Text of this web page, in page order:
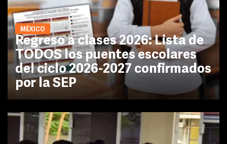
MÉXICO
Regreso a clases 2026: Lista de
TODOS los puentes escolares
del ciclo 2026-2027 confirmados
por la SEP